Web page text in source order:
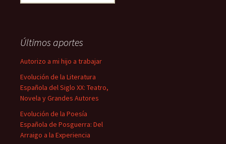
Últimos aportes
Autorizo a mi hijo a trabajar
Evolución de la Literatura
Española del Siglo XX: Teatro,
Novela y Grandes Autores
Evolución de la Poesía
Española de Posguerra: Del
Arraigo a la Experiencia